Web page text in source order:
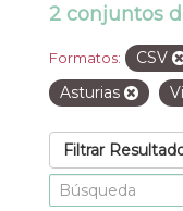
2 conjuntos
Formatos: CSV
Asturias
Filtrar